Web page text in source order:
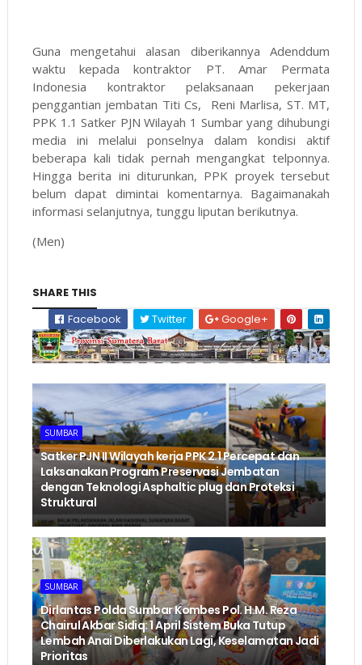
Guna mengetahui alasan diberikannya Adenddum
waktu kepada kontraktor PT. Amar Permata
Indonesia kontraktor pelaksanaan pekerjaan
penggantian jembatan Titi Cs, Reni Marlisa, ST. MT,
PPK 1.1 Satker PJN Wilayah 1 Sumbar yang dihubungi
media ini melalui ponselnya dalam kondisi aktif
beberapa kali tidak pernah mengangkat telponnya.
Hingga berita ini diturunkan, PPK proyek tersebut
belum dapat dimintai komentarnya. Bagaimanakah
informasi selanjutnya, tunggu liputan berikutnya.
(Men)
SHARE THIS
Facebook
Twitter Google+
SUMBAR
‎Satker PJN II Wilayah kerja PPK 2.1 Percepat dan
Laksanakan Program Preservasi Jembatan
dengan Teknologi Asphaltic plug dan Proteksi
Struktural ‎
SUMBAR
Dirlantas Polda Sumbar Kombes Pol. H.M. Reza
Chairul Akbar Sidiq: 1 April Sistem Buka Tutup
Lembah Anai Diberlakukan Lagi, Keselamatan Jadi
Prioritas